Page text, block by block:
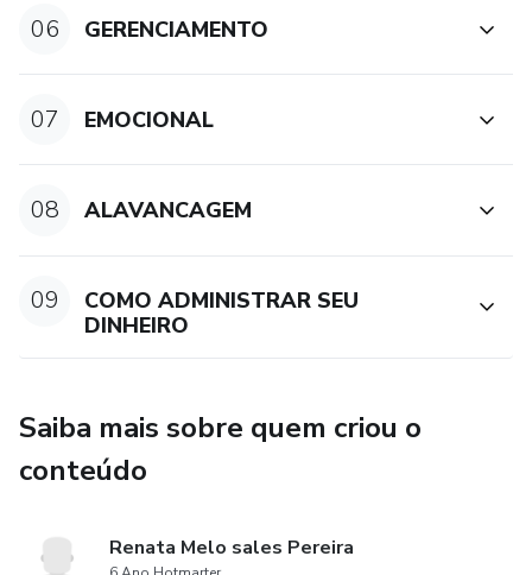
06 GERENCIAMENTO
07 EMOCIONAL
08 ALAVANCAGEM
09
COMO ADMINISTRAR SEU
DINHEIRO
Saiba mais sobre quem criou o
conteúdo
Renata Melo sales Pereira